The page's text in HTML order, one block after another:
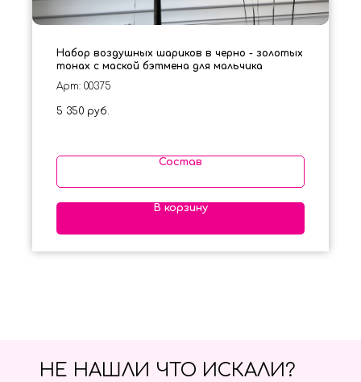
Набор воздушных шариков в черно - золотых
тонах с маской бэтмена для мальчика
Арт: 00375
5 350 руб.
Состав
В корзину
НЕ НАШЛИ ЧТО ИСКАЛИ?